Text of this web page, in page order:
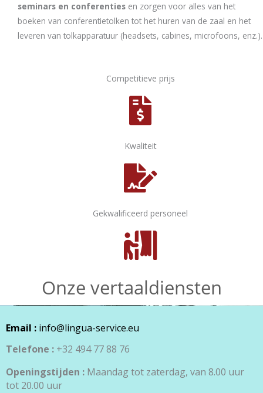
seminars en conferenties en zorgen voor alles van het
boeken van conferentietolken tot het huren van de zaal en het
leveren van tolkapparatuur (headsets, cabines, microfoons, enz.).
Competitieve prijs
Kwaliteit
Gekwalificeerd personeel
Onze vertaaldiensten
Email : info@lingua-service.eu
Telefone : +32 494 77 88 76
Openingstijden : Maandag tot zaterdag, van 8.00 uur
tot 20.00 uur